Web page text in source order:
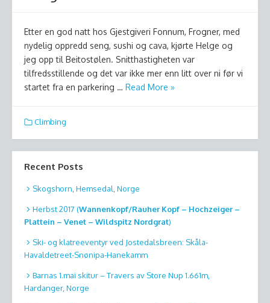
Etter en god natt hos Gjestgiveri Fonnum, Frogner, med
nydelig oppredd seng, sushi og cava, kjørte Helge og
jeg opp til Beitostølen. Snitthastigheten var
tilfredsstillende og det var ikke mer enn litt over ni før vi
startet fra en parkering … Read More »
Climbing
Recent Posts
Skogshorn, Hemsedal, Norge
Herbst 2017 (Wannenkopf/Rauher Kopf – Hochzeiger –
Plattein – Venet – Wildspitz Nordgrat)
Ski- og klatreeventyr ved Jostedalsbreen: Skåla-
Havaldetreet-Snønipa-Hanekamm
Barnas 1.mai skitur – Travers av Store Nup 1.661m,
Hardanger, Norge